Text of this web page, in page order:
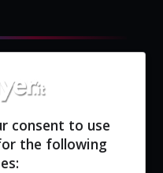
Fatality: lista
consent to use
the following